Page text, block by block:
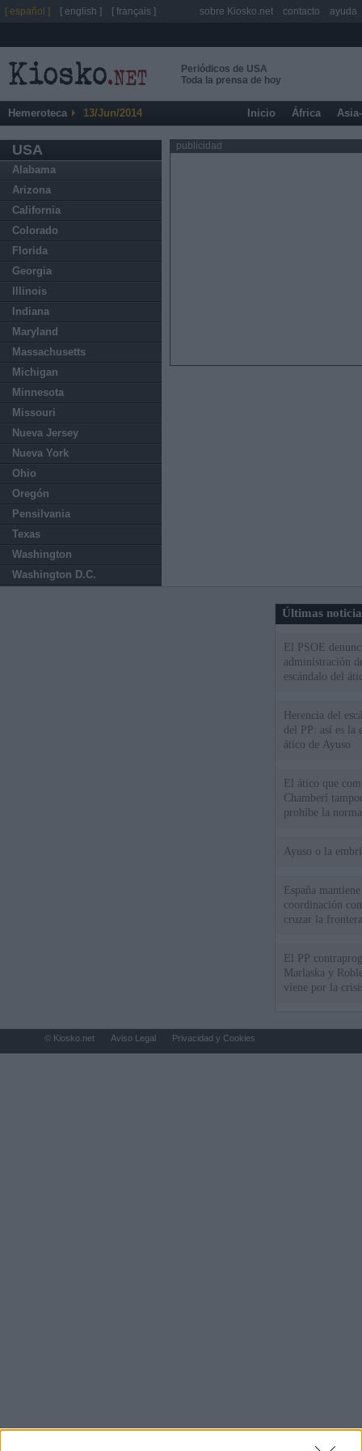
Periódicos de USA
Toda la prensa de hoy
Hemeroteca 13/Jun/2014 Inicio África
USA
Alabama
Arizona
California
Colorado
Florida
Georgia
Illinois
Indiana
Maryland
Massachusetts
Michigan
Minnesota
Missouri
Nueva Jersey
Nueva York
Ohio
Oregón
Pensilvania
Texas
Washington
Washington D.C.
publicidad
Últimas
El PSOE
administración
escándalo del
Herencia del
del PP: así es la
ático de Ayuso
El ático que
Chamberí
prohíbe la
Ayuso o la
España
coordinación
cruzar la
El PP
Marlaska y
viene por la
[ español ] [ english ] [ français ] sobre Kiosko.net contacto ayuda
© Kiosko.net Aviso Legal Privacidad y Cookies